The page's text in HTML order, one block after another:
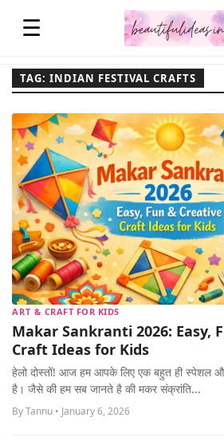
☰
QUOTES
LIFESTYLE
FASHION & STYLE
CONTACT NAME IDEAS
MORE
TAG: INDIAN FESTIVAL CRAFTS
ART & CRAFT FOR KIDS
Makar Sankranti 2026: Easy,
Craft Ideas for Kids
हेलो दोस्तों! आज हम आपके लिए एक बहुत ही स्पेशल
है। जैसे की हम सब जानते है की मकर संक्रांति...
By Tannu • January 6, 2026